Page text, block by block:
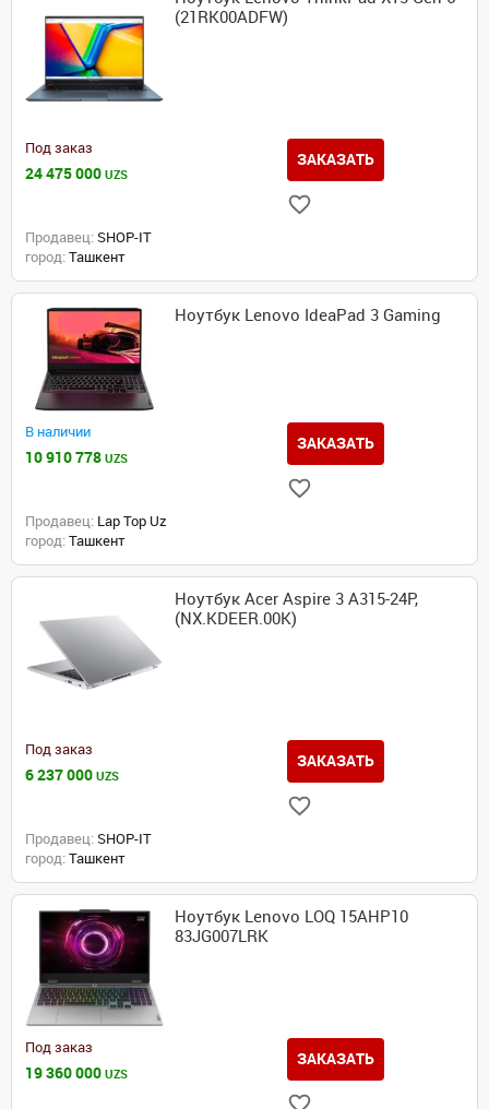
(21RK00ADFW)
Под заказ
24 475 000 UZS
ЗАКАЗАТЬ
Продавец: SHOP-IT
город: Ташкент
Ноутбук Lenovo IdeaPad 3 Gaming
В наличии
10 910 778 UZS
ЗАКАЗАТЬ
Продавец: Lap Top Uz
город: Ташкент
Ноутбук Acer Aspire 3 A315-24P,
(NX.KDEER.00K)
Под заказ
6 237 000 UZS
ЗАКАЗАТЬ
Продавец: SHOP-IT
город: Ташкент
Ноутбук Lenovo LOQ 15AHP10
83JG007LRK
Под заказ
19 360 000 UZS
ЗАКАЗАТЬ